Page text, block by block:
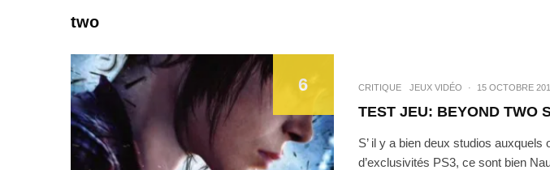
two
6 CRITIQUE JEUX VIDÉO · 15 OCTOBRE
TEST JEU: BEYOND TWO
S’ il y a bien deux studios auxquels
d’exclusivités PS3, ce sont bien